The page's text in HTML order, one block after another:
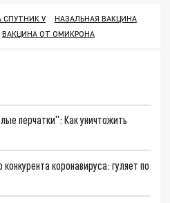
СПУТНИК V
НАЗАЛЬНАЯ ВАКЦИНА
ВАКЦИНА ОТ ОМИКРОНА
перчатки": Как уничтожить
коронавируса: гуляет по